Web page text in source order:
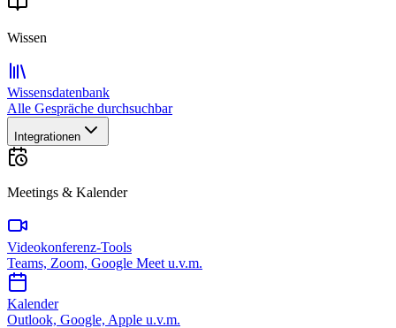
Wissen
Wissensdatenbank
Alle Gespräche durchsuchbar
Integrationen
Meetings & Kalender
Videokonferenz-Tools
Teams, Zoom, Google Meet u.v.m.
Kalender
Outlook, Google, Apple u.v.m.